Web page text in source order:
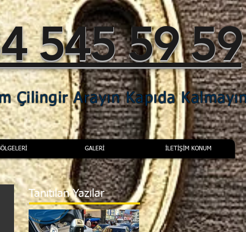
545 59 59
Çilingir Arayın Kapıda
GALERİ İLETİŞİM KONUM
Tanıtılan Yazılar